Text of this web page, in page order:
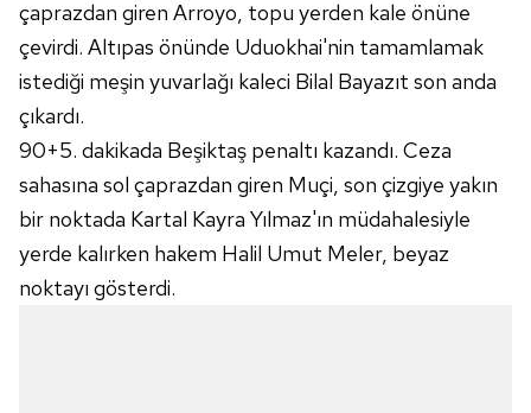
çaprazdan giren Arroyo, topu yerden kale önüne
çevirdi. Altıpas önünde Uduokhai'nin tamamlamak
istediği meşin yuvarlağı kaleci Bilal Bayazıt son anda
çıkardı.
90+5. dakikada Beşiktaş penaltı kazandı. Ceza
sahasına sol çaprazdan giren Muçi, son çizgiye yakın
bir noktada Kartal Kayra Yılmaz'ın müdahalesiyle
yerde kalırken hakem Halil Umut Meler, beyaz
noktayı gösterdi.